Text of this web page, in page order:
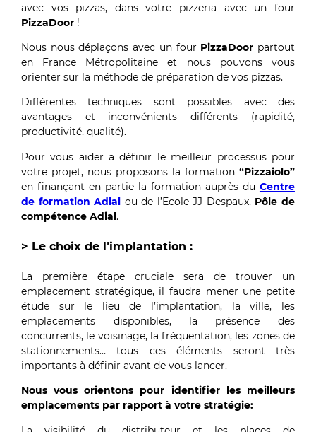
avec vos pizzas, dans votre pizzeria avec un four
PizzaDoor !
Nous nous déplaçons avec un four PizzaDoor partout
en France Métropolitaine et nous pouvons vous
orienter sur la méthode de préparation de vos pizzas.
Différentes techniques sont possibles avec des
avantages et inconvénients différents (rapidité,
productivité, qualité).
Pour vous aider a définir le meilleur processus pour
votre projet, nous proposons la formation “Pizzaiolo”
en finançant en partie la formation auprès du Centre
de formation Adial ou de l’Ecole JJ Despaux, Pôle de
compétence Adial.
> Le choix de l’implantation :
La première étape cruciale sera de trouver un
emplacement stratégique, il faudra mener une petite
étude sur le lieu de l’implantation, la ville, les
emplacements disponibles, la présence des
concurrents, le voisinage, la fréquentation, les zones de
stationnements… tous ces éléments seront très
importants à définir avant de vous lancer.
Nous vous orientons pour identifier les meilleurs
emplacements par rapport à votre stratégie: